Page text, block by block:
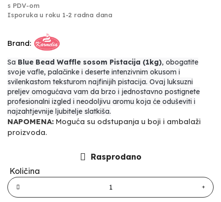
s PDV-om
Isporuka u roku 1-2 radna dana
Brand:
Sa Blue Bead Waffle sosom Pistacija (1kg), obogatite
svoje vafle, palačinke i deserte intenzivnim okusom i
svilenkastom teksturom najfinijih pistacija. Ovaj luksuzni
preljev omogućava vam da brzo i jednostavno postignete
profesionalni izgled i neodoljivu aromu koja će oduševiti i
najzahtjevnije ljubitelje slatkiša.
NAPOMENA: Moguća su odstupanja u boji i ambalaži
proizvoda.
Rasprodano
Količina